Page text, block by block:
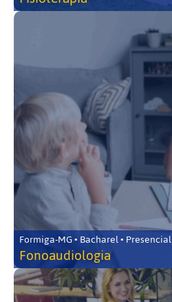
Formiga-MG • Bacharel • Presencial
Fonoaudiologia